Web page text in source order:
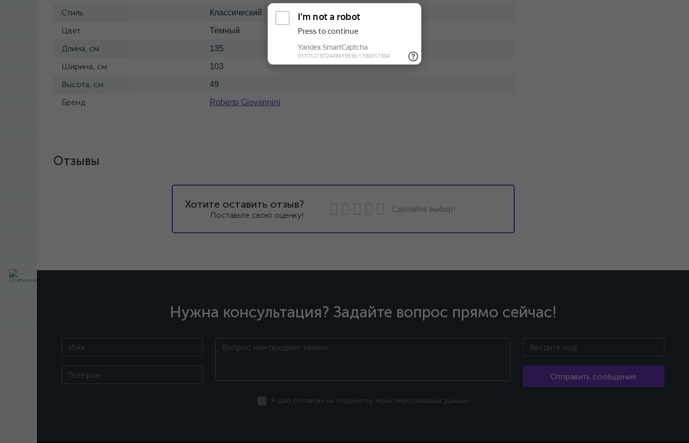
Стиль Классический
Цвет Темный
Длина, см 135
Ширина, см 103
Высота, см 49
Бренд Roberto Giovannini
Отзывы
Хотите оставить отзыв?
Поставьте свою оценку!
Сделайте выбор!
Нужна консультация? Задайте вопрос прямо сейчас!
Отправить сообщение
Я даю согласие на обработку моих персональных данных